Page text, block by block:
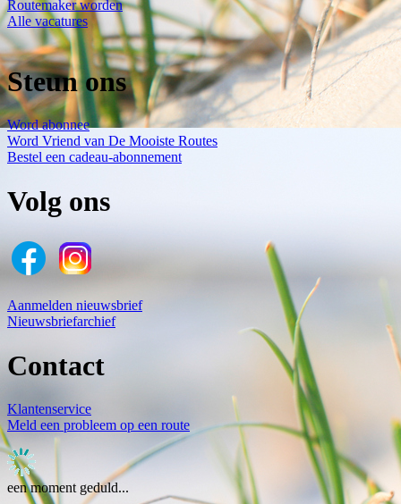
Routemaker worden
Alle vacatures
Steun ons
Word abonnee
Word Vriend van De Mooiste Routes
Bestel een cadeau-abonnement
Volg ons
Aanmelden nieuwsbrief
Nieuwsbriefarchief
Contact
Klantenservice
Meld een probleem op een route
een moment geduld...